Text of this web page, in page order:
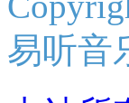
易听音